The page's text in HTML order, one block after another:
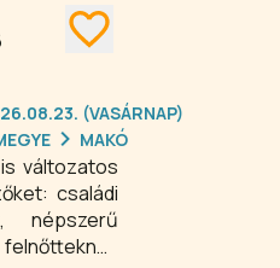
és
találkozók,
néptánc és
fazekas
nyugdíjas
találkozók,
és még
(VASÁRNAP)
MAKÓ
változatos
családi
népszerű